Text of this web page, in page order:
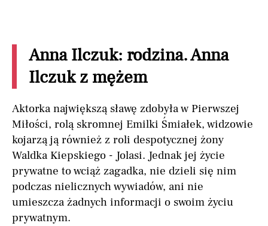
Anna Ilczuk: rodzina. Anna
Ilczuk z mężem
Aktorka największą sławę zdobyła w Pierwszej
Miłości, rolą skromnej Emilki Śmiałek, widzowie
kojarzą ją również z roli despotycznej żony
Waldka Kiepskiego - Jolasi. Jednak jej życie
prywatne to wciąż zagadka, nie dzieli się nim
podczas nielicznych wywiadów, ani nie
umieszcza żadnych informacji o swoim życiu
prywatnym.